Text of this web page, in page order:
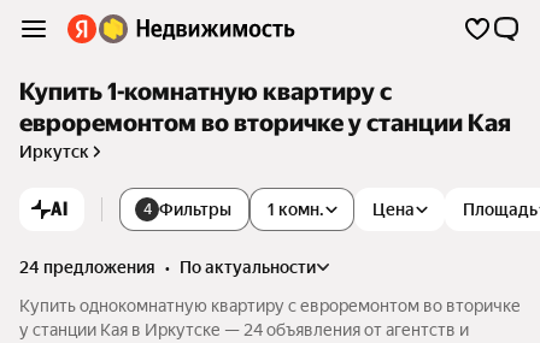
Купить 1-комнатную квартиру с
евроремонтом во вторичке у станции Кая
Иркутск
AI 4 Фильтры 1 комн. Цена Площадь
24 предложения •
по актуальности
Купить однокомнатную квартиру с евроремонтом во вторичке
у станции Кая в Иркутске — 24 объявления от агентств и